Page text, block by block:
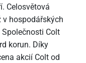
Celosvětová
v hospodářských
Colt
korun. Díky
akcií Colt od